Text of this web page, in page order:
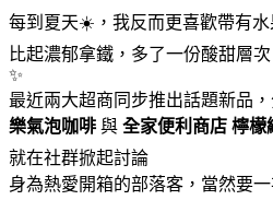
每到夏天☀️，我反而更喜歡帶有
比起濃郁拿鐵，多了一份酸甜層
✨
最近兩大超商同步推出話題新品
樂氣泡咖啡 與 全家便利商店 檸檬
就在社群掀起討論
身為熱愛開箱的部落客，當然要